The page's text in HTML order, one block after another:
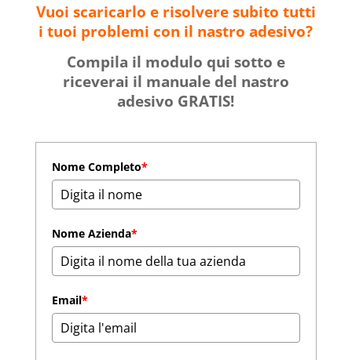
Vuoi scaricarlo e risolvere subito tutti
i tuoi problemi con il nastro adesivo?
Compila il modulo qui sotto e
riceverai il manuale del nastro
adesivo GRATIS!
Nome Completo*
Nome Azienda*
Email*